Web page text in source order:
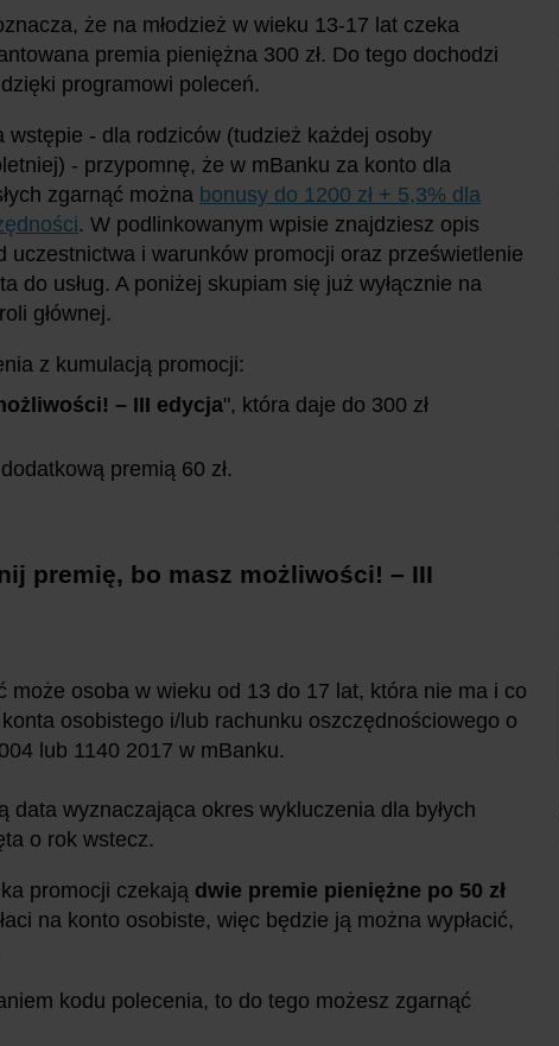
że na młodzież w wieku 13-17 lat czeka
premia pieniężna 300 zł. Do tego dochodzi
dzięki programowi poleceń.
wstępie - dla rodziców (tudzież każdej osoby
- przypomnę, że w mBanku za konto dla
zgarnąć można bonusy do 1200 zł + 5,3% dla
. W podlinkowanym wpisie znajdziesz opis
uczestnictwa i warunków promocji oraz prześwietlenie
do usług. A poniżej skupiam się już wyłącznie na
głównej.
z kumulacją promocji:
– III edycja", która daje do 300 zł
premią 60 zł.
premię, bo masz możliwości! – III
może osoba w wieku od 13 do 17 lat, która nie ma i co
osobistego i/lub rachunku oszczędnościowego o
lub 1140 2017 w mBanku.
data wyznaczająca okres wykluczenia dla byłych
o rok wstecz.
promocji czekają dwie premie pieniężne po 50 zł
na konto osobiste, więc będzie ją można wypłacić,
kodu polecenia, to do tego możesz zgarnąć